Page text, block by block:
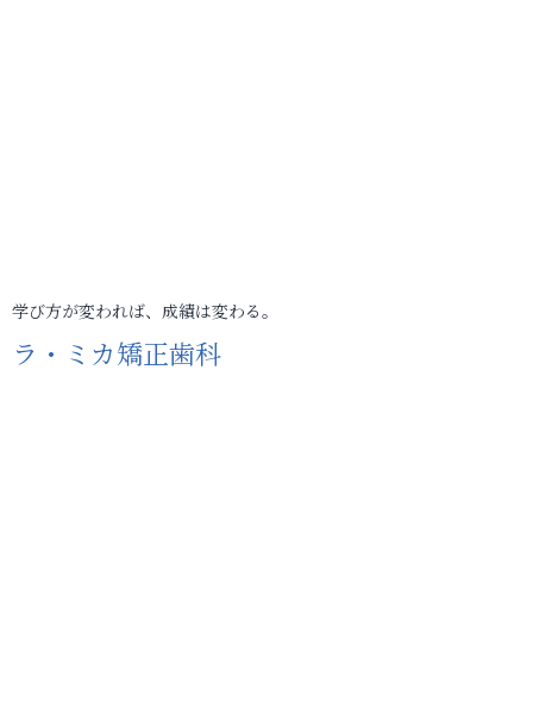
学び方が変われば、成績は変わる。
ラ・ミカ矯正歯科